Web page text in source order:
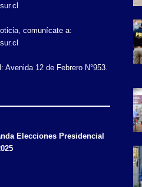
comunícate a:
Avenida 12 de Febrero N°953.
Elecciones Presidencial